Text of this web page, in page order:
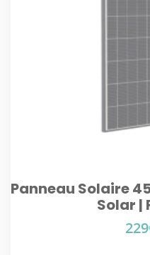
Panneau Solaire
Solar |
229